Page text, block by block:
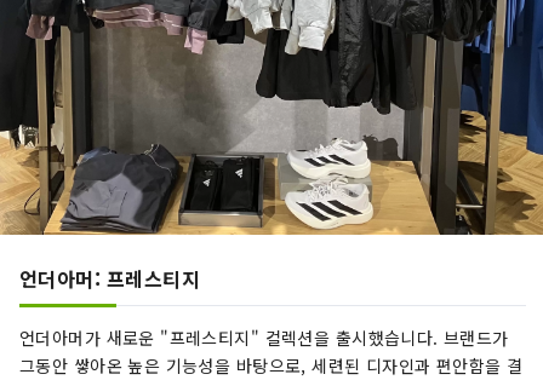
언더아머: 프레스티지
언더아머가 새로운 "프레스티지" 컬렉션을 출시했습니다. 브랜드가
그동안 쌓아온 높은 기능성을 바탕으로, 세련된 디자인과 편안함을 결